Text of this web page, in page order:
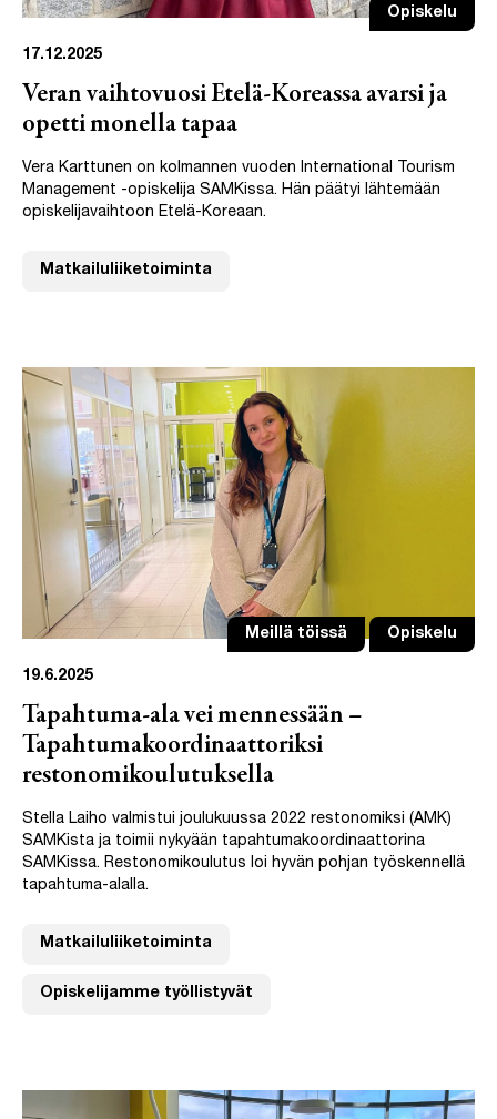
Opiskelu
17.12.2025
Veran vaihtovuosi Etelä-Koreassa avarsi ja
opetti monella tapaa
Vera Karttunen on kolmannen vuoden International Tourism
Management -opiskelija SAMKissa. Hän päätyi lähtemään
opiskelijavaihtoon Etelä-Koreaan.
Matkailuliiketoiminta
Meillä töissä Opiskelu
19.6.2025
Tapahtuma-ala vei mennessään –
Tapahtumakoordinaattoriksi
restonomikoulutuksella
Stella Laiho valmistui joulukuussa 2022 restonomiksi (AMK)
SAMKista ja toimii nykyään tapahtumakoordinaattorina
SAMKissa. Restonomikoulutus loi hyvän pohjan työskennellä
tapahtuma-alalla.
Matkailuliiketoiminta
Opiskelijamme työllistyvät